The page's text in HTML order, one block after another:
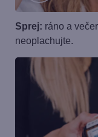
Krok
2
Sprej: ráno a
neoplachujte.